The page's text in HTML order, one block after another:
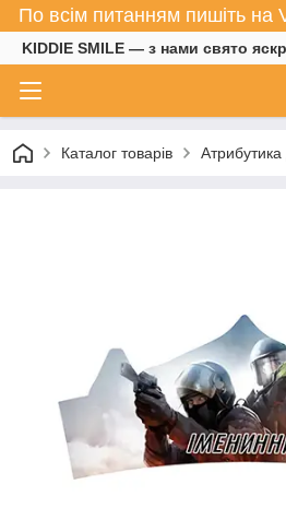
По всім питанням пишіть на
KIDDIE SMILE — з нами свято
Каталог товарів